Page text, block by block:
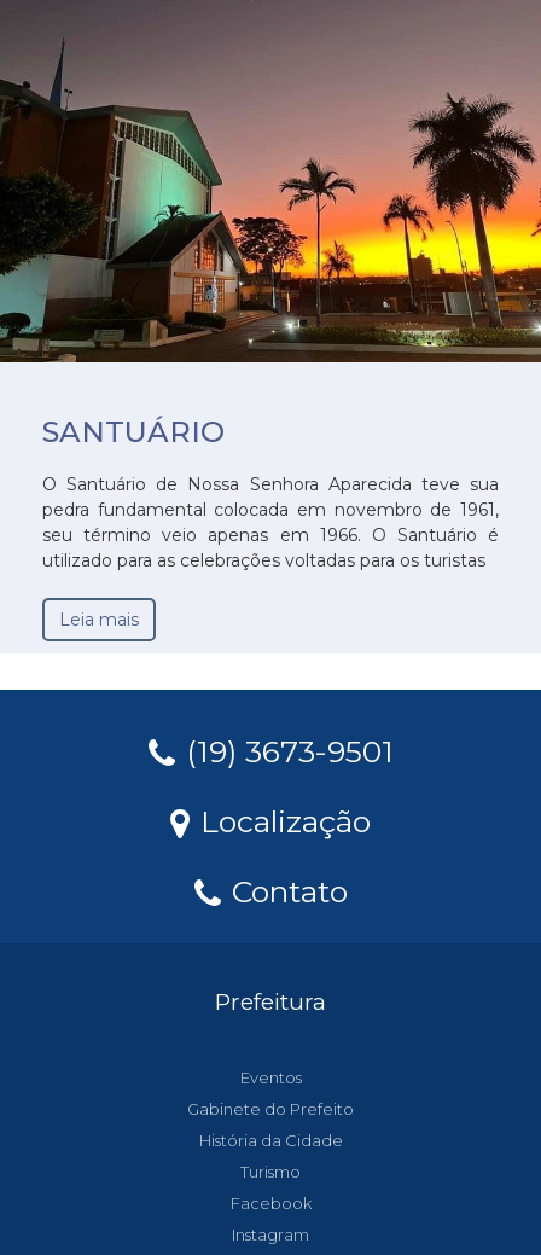
SANTUÁRIO
O Santuário de Nossa Senhora Aparecida teve sua
pedra fundamental colocada em novembro de 1961,
seu término veio apenas em 1966. O Santuário é
utilizado para as celebrações voltadas para os turistas
Leia mais
(19) 3673-9501
Localização
Contato
Prefeitura
Eventos
Gabinete do Prefeito
História da Cidade
Turismo
Facebook
Instagram